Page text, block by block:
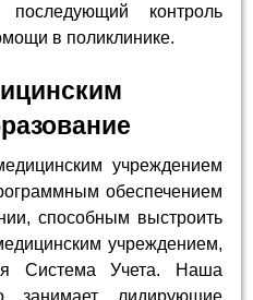
контроль
в поликлинике.
учреждением
обеспечением
способным выстроить
учреждением,
Система Учета. Наша